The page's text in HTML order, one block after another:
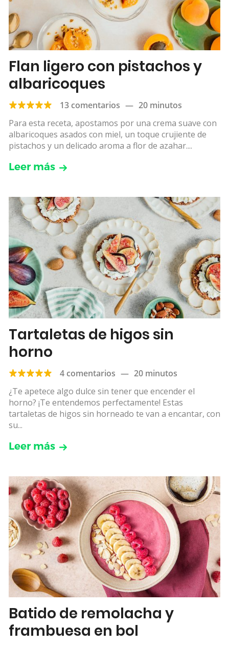
Flan ligero con pistachos y
albaricoques
13 comentarios — 20 minutos
Para esta receta, apostamos por una crema suave con
albaricoques asados con miel, un toque crujiente de
pistachos y un delicado aroma a flor de azahar....
Leer más
Tartaletas de higos sin
horno
4 comentarios — 20 minutos
¿Te apetece algo dulce sin tener que encender el
horno? ¡Te entendemos perfectamente! Estas
tartaletas de higos sin horneado te van a encantar, con
su...
Leer más
Batido de remolacha y
frambuesa en bol